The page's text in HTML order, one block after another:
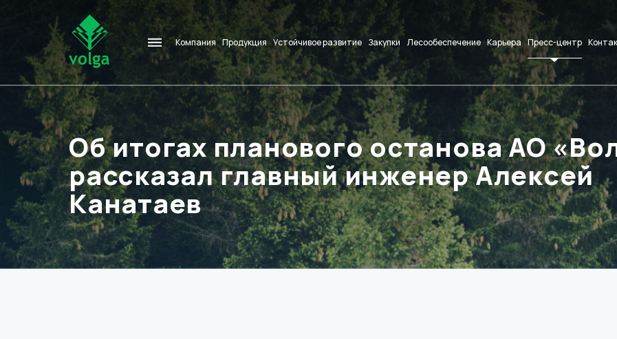
Компания Продукция Устойчивое развитие Закупки Лесообеспечение Карьера Пресс-центр
Об итогах планового останова АО
рассказал главный инженер Алексей
Канатаев